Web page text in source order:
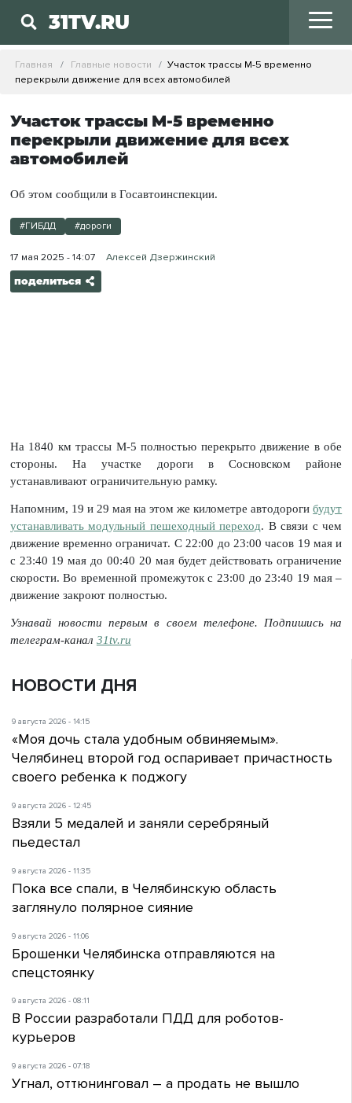
31TV.RU
Главная Главные новости
Участок трассы М-5 временно
перекрыли движение для всех автомобилей
Участок трассы М-5 временно
перекрыли движение для всех
автомобилей
Об этом сообщили в Госавтоинспекции.
#ГИБДД #дороги
17 мая 2025 - 14:07 Алексей Дзержинский
поделиться
На 1840 км трассы М-5 полностью перекрыто движение в обе
стороны. На участке дороги в Сосновском районе
устанавливают ограничительную рамку.
Напомним, 19 и 29 мая на этом же километре автодорогибудут
устанавливать модульный пешеходный переход. В связи с чем
движение временно ограничат. С 22:00 до 23:00 часов 19 мая и
с 23:40 19 мая до 00:40 20 мая будет действовать ограничение
скорости. Во временной промежуток с 23:00 до 23:40 19 мая –
движение закроют полностью.
Узнавай новости первым в своем телефоне. Подпишись на
телеграм-канал 31tv.ru
НОВОСТИ ДНЯ
9 августа 2026 - 14:15
«Моя дочь стала удобным обвиняемым».
Челябинец второй год оспаривает причастность
своего ребенка к поджогу
9 августа 2026 - 12:45
Взяли 5 медалей и заняли серебряный
пьедестал
9 августа 2026 - 11:35
Пока все спали, в Челябинскую область
заглянуло полярное сияние
9 августа 2026 - 11:06
Брошенки Челябинска отправляются на
спецстоянку
9 августа 2026 - 08:11
В России разработали ПДД для роботов-
курьеров
9 августа 2026 - 07:18
Угнал, оттюнинговал – а продать не вышло